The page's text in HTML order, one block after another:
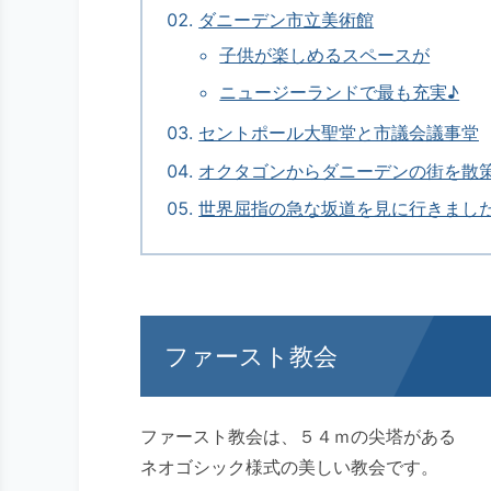
ダニーデン市立美術館
子供が楽しめるスペースが
ニュージーランドで最も充実♪
セントポール大聖堂と市議会議事堂
オクタゴンからダニーデンの街を散
世界屈指の急な坂道を見に行きまし
ファースト教会
ファースト教会は、５４ｍの尖塔がある
ネオゴシック様式の美しい教会です。